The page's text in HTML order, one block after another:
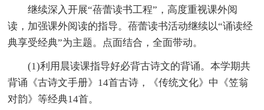
继续深入开展“蓓蕾读书工程”，高度重视课外阅
读，加强课外阅读的指导。蓓蕾读书活动继续以“诵读经
典享受经典”为主题。点面结合，全面带动。
(1)利用晨读课指导好必背古诗文的背诵。本学期共
背诵《古诗文手册》14首古诗，《传统文化》中《笠翁
对韵》等经典14首。